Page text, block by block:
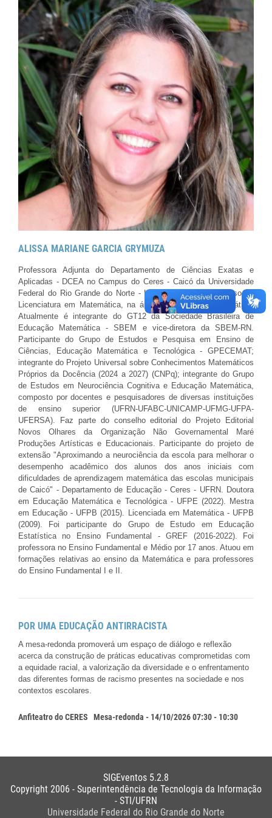
ALISSA MARIANE GARCIA GRYMUZA
Professora Adjunta do Departamento de Ciências Exatas e
Aplicadas - DCEA no Campus do Ceres - Caicó da Universidade
Federal do Rio Grande do Norte - UFRN, onde atua no curso de
Licenciatura em Matemática, na área de Educação Matemática.
Atualmente é integrante do GT12 da Sociedade Brasileira de
Educação Matemática - SBEM e vice-diretora da SBEM-RN.
Participante do Grupo de Estudos e Pesquisa em Ensino de
Ciências, Educação Matemática e Tecnológica - GPECEMAT;
integrante do Projeto Universal sobre Conhecimentos Matemáticos
Próprios da Docência (2024 a 2027) (CNPq); integrante do Grupo
de Estudos em Neurociência Cognitiva e Educação Matemática,
composto por docentes e pesquisadores de diversas instituições
de ensino superior (UFRN-UFABC-UNICAMP-UFMG-UFPA-
UFERSA). Faz parte do conselho editorial do Projeto Editorial
Novos Olhares da Organização Não Governamental Maré
Produções Artísticas e Educacionais. Participante do projeto de
extensão "Aproximando a neurociência da escola para melhorar o
desempenho acadêmico dos alunos dos anos iniciais com
dificuldades de aprendizagem matemática das escolas municipais
de Caicó" - Departamento de Educação - Ceres - UFRN. Doutora
em Educação Matemática e Tecnológica - UFPE (2022). Mestra
em Educação - UFPB (2015). Licenciada em Matemática - UFPB
(2009). Foi participante do Grupo de Estudo em Educação
Estatística no Ensino Fundamental - GREF (2016-2022). Foi
professora no Ensino Fundamental e Médio por 17 anos. Atuou em
formações relativas ao ensino da Matemática e para professores
do Ensino Fundamental I e II.
POR UMA EDUCAÇÃO ANTIRRACISTA
A mesa-redonda promoverá um espaço de diálogo e reflexão
acerca da construção de práticas educativas comprometidas com
a equidade racial, a valorização da diversidade e o enfrentamento
das diferentes formas de racismo presentes na sociedade e nos
contextos escolares.
Anfiteatro do CERES Mesa-redonda - 14/10/2026 07:30 - 10:30
SIGEventos 5.2.8
Copyright 2006 - Superintendência de Tecnologia da Informação
- STI/UFRN
Universidade Federal do Rio Grande do Norte